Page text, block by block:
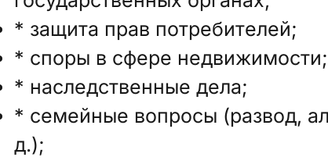
* защита прав потребителей;
* споры в сфере недвижимости;
* наследственные дела;
* семейные вопросы (развод,
д.);